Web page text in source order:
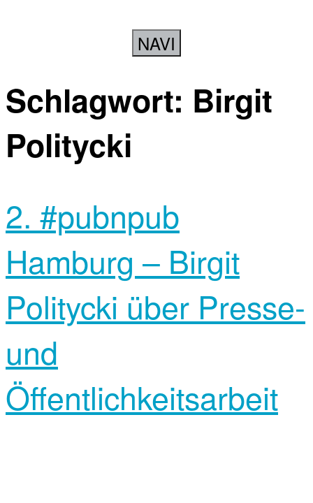
NAVI
Schlagwort: Birgit
Politycki
2. #pubnpub
Hamburg – Birgit
Politycki über Presse-
und
Öffentlichkeitsarbeit